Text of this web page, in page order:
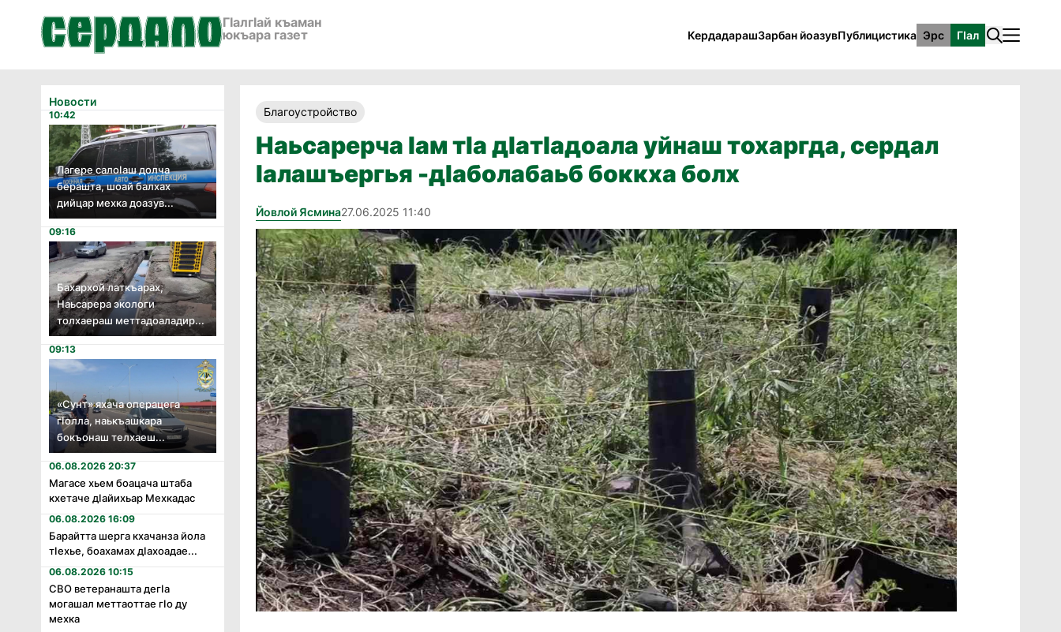
ГӀалгӀай къаман
юкъара газет
КердадарашЗарбан йоазувПублицистика Эрс ГӀал
Новости
10:42
Лагере салоӏаш долча
берашта, шоай балхах
дийцар мехка доазув...
09:16
Бахархой латкъарах,
Наьсарера экологи
толхаераш меттадоаладир...
09:13
«Сунт» яхача операцега
гӏолла, наькъашкара
бокъонаш телхаеш...
06.08.2026 20:37
Магасе хьем боацача штаба
кхетаче дӏайихьар Мехкадас
06.08.2026 16:09
Барайтта шерга кхачанза йола
тӏехье, боахамах дӏахоадае...
06.08.2026 10:15
СВО ветеранашта дегӏа
могашал меттаоттае гӏо ду
мехка
Благоустройство
Наьсарерча Ӏам тӀа дӀатӀадоала уйнаш тохаргда, сердал
Ӏалашъергья -дӀаболабаьб боккха болх
Йовлой Ясмина27.06.2025 11:40